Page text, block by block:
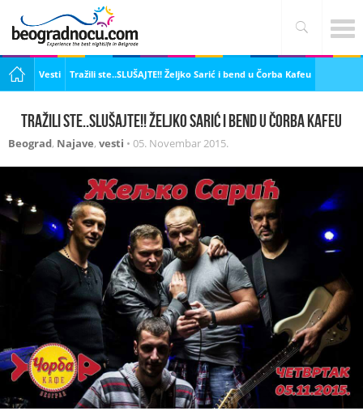
Vesti Tražili ste..SLUŠAJTE!! Željko Sarić i bend u Čorba Kafeu
Tražili ste..SLUŠAJTE!! Željko Sarić i bend u Čorba Kafeu
Beograd, Najave, vesti • 05. Novembar 2015.